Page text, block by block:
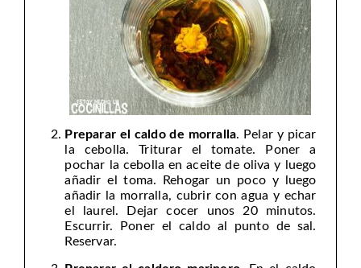
Preparar el caldo de morralla. Pelar y picar
la cebolla. Triturar el tomate. Poner a
pochar la cebolla en aceite de oliva y luego
añadir el toma. Rehogar un poco y luego
añadir la morralla, cubrir con agua y echar
el laurel. Dejar cocer unos 20 minutos.
Escurrir. Poner el caldo al punto de sal.
Reservar.